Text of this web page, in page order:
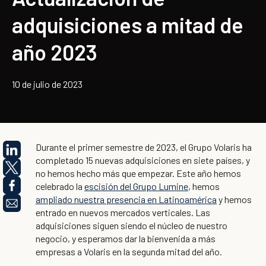
adquisiciones a mitad de
año 2023
10 de julio de 2023
Durante el primer semestre de 2023, el Grupo Volaris ha
completado 15 nuevas adquisiciones en siete países, y
no hemos hecho más que empezar. Este año hemos
celebrado la escisión del Grupo Lumine, hemos
ampliado nuestra presencia en Latinoamérica y hemos
entrado en nuevos mercados verticales. Las
adquisiciones siguen siendo el núcleo de nuestro
negocio, y esperamos dar la bienvenida a más
empresas a Volaris en la segunda mitad del año.